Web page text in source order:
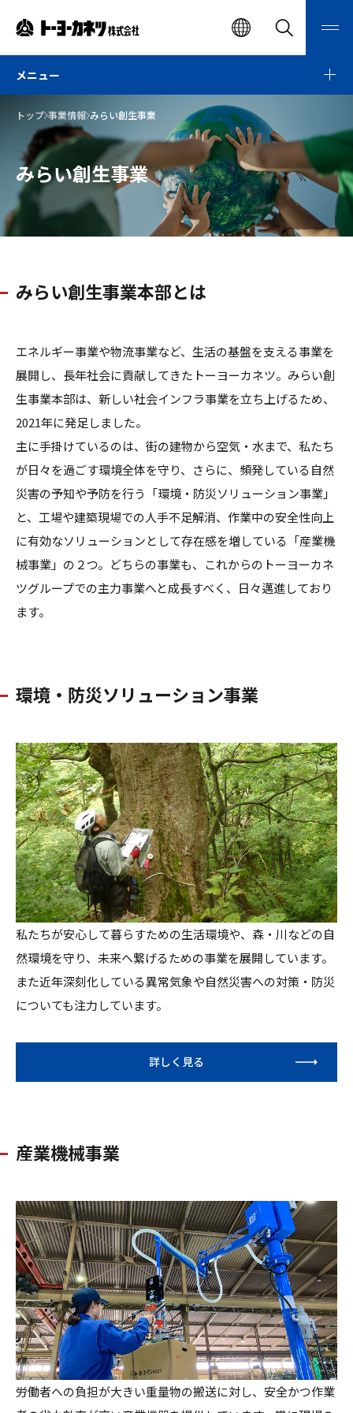
ト
ー
ヨ
カ
ネ
ツ
株
式
EN
検
検索
メ
ー
トップ 事業情報 みらい創生事業
みらい創生事業
みらい創生事業本部とは
エネルギー事業や物流事業など、生活の基盤を支える事業を
展開し、長年社会に貢献してきたトーヨーカネツ。みらい創
生事業本部は、新しい社会インフラ事業を立ち上げるため、
2021年に発足しました。
主に手掛けているのは、街の建物から空気・水まで、私たち
が日々を過ごす環境全体を守り、さらに、頻発している自然
災害の予知や予防を行う「環境・防災ソリューション事業」
と、工場や建築現場での人手不足解消、作業中の安全性向上
に有効なソリューションとして存在感を増している「産業機
械事業」の２つ。どちらの事業も、これからのトーヨーカネ
ツグループでの主力事業へと成長すべく、日々邁進しており
ます。
環境・防災ソリューション事業
私たちが安心して暮らすための生活環境や、森・川などの自
然環境を守り、未来へ繋げるための事業を展開しています。
また近年深刻化している異常気象や自然災害への対策・防災
についても注力しています。
詳しく見る
産業機械事業
労働者への負担が大きい重量物の搬送に対し、安全かつ作業
メニュー